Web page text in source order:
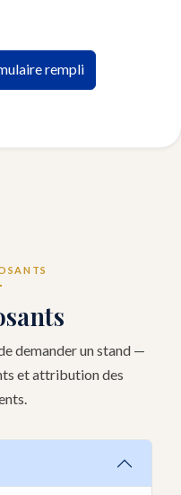
rempli
demander un stand —
et attribution des